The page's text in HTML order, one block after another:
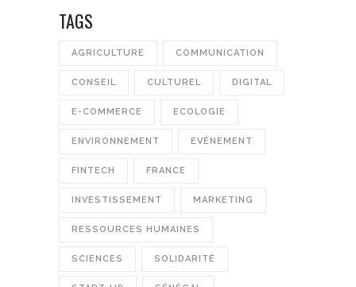
TAGS
AGRICULTURE COMMUNICATION
CONSEIL CULTUREL DIGITAL
E-COMMERCE ECOLOGIE
ENVIRONNEMENT EVÉNEMENT
FINTECH FRANCE
INVESTISSEMENT MARKETING
RESSOURCES HUMAINES
SCIENCES SOLIDARITÉ